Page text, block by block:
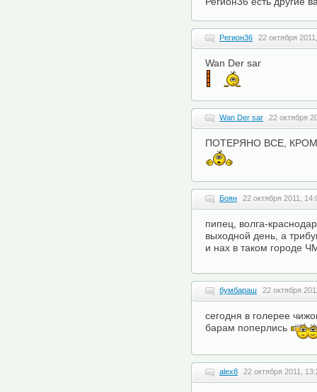
Регион36 22 октября
Wan Der sar
Wan Der sar 22 октября
ПОТЕРЯНО ВСЕ,
Боян 22 октября 2011,
пипец, волга-
выходной день, а
и нах в таком городе
бумбараш 22 октября
сегодня в голерее
барам поперлись
alex8 22 октября 2011,